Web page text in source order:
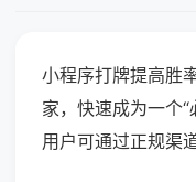
小程序打牌提高胜
家，快速成为一个
用户可通过正规渠